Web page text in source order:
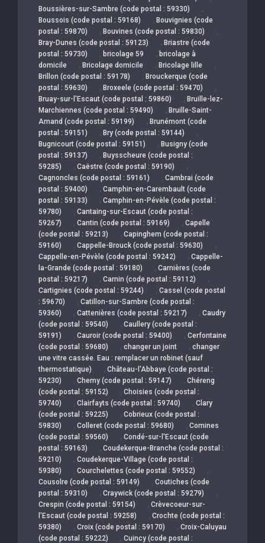
Boussières-sur-Sambre (code postal : 59330) ,
Boussois (code postal : 59168) , Bouvignies (code
postal : 59870)
, Bouvines (code postal : 59830) ,
Bray-Dunes (code postal : 59123) , Briastre (code
postal : 59730)
, bricolage 59 , bricolage à
domicile
, Bricolage domicile , Bricolage lille ,
Brillon (code postal : 59178) , Brouckerque (code
postal : 59630)
, Broxeele (code postal : 59470) ,
Bruay-sur-l'Escaut (code postal : 59860) , Bruille-lez-
Marchiennes (code postal : 59490)
, Bruille-Saint-
Amand (code postal : 59199)
, Brunémont (code
postal : 59151)
, Bry (code postal : 59144) ,
Bugnicourt (code postal : 59151) , Busigny (code
postal : 59137)
, Buysscheure (code postal :
59285)
, Caëstre (code postal : 59190) ,
Cagnoncles (code postal : 59161) , Cambrai (code
postal : 59400)
, Camphin-en-Carembault (code
postal : 59133)
, Camphin-en-Pévèle (code postal :
59780)
, Cantaing-sur-Escaut (code postal :
59267)
, Cantin (code postal : 59169) , Capelle
(code postal : 59213)
, Capinghem (code postal :
59160)
, Cappelle-Brouck (code postal : 59630) ,
Cappelle-en-Pévèle (code postal : 59242) , Cappelle-
la-Grande (code postal : 59180)
, Carnières (code
postal : 59217)
, Carnin (code postal : 59112) ,
Cartignies (code postal : 59244) , Cassel (code postal
: 59670)
, Catillon-sur-Sambre (code postal :
59360)
, Cattenières (code postal : 59217) , Caudry
(code postal : 59540)
, Caullery (code postal :
59191)
, Cauroir (code postal : 59400) , Cerfontaine
(code postal : 59680)
, changer un joint , changer
une vitre cassée. Eau : remplacer un robinet (sauf
thermostatique)
, Château-l'Abbaye (code postal :
59230)
, Chemy (code postal : 59147) , Chéreng
(code postal : 59152)
, Choisies (code postal :
59740)
, Clairfayts (code postal : 59740) , Clary
(code postal : 59225)
, Cobrieux (code postal :
59830)
, Colleret (code postal : 59680) , Comines
(code postal : 59560)
, Condé-sur-l'Escaut (code
postal : 59163)
, Coudekerque-Branche (code postal :
59210)
, Coudekerque-Village (code postal :
59380)
, Courchelettes (code postal : 59552) ,
Cousolre (code postal : 59149) , Coutiches (code
postal : 59310)
, Craywick (code postal : 59279) ,
Crespin (code postal : 59154) , Crèvecoeur-sur-
l'Escaut (code postal : 59258)
, Crochte (code postal :
59380)
, Croix (code postal : 59170) , Croix-Caluyau
(code postal : 59222)
, Cuincy (code postal :